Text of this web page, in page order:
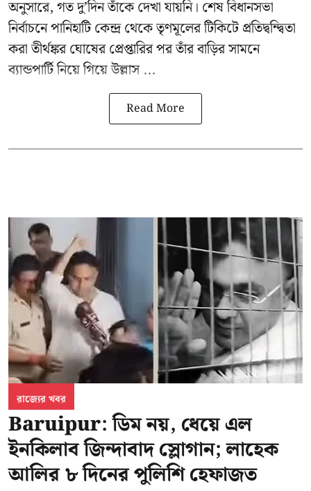
অনুসারে, গত দু’দিন তাঁকে দেখা যায়নি। শেষ বিধানসভা
নির্বাচনে পানিহাটি কেন্দ্র থেকে তৃণমূলের টিকিটে প্রতিদ্বন্দ্বিতা
করা তীর্থঙ্কর ঘোষের প্রেপ্তারির পর তাঁর বাড়ির সামনে
ব্যান্ডপার্টি নিয়ে গিয়ে উল্লাস ...
Read More
রাজ্যের খবর
Baruipur: ডিম নয়, ধেয়ে এল
ইনকিলাব জিন্দাবাদ স্লোগান; লাহেক
আলির ৮ দিনের পুলিশি হেফাজত